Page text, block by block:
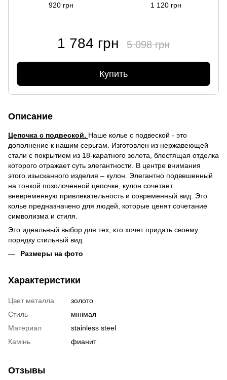
920 грн 1 120 грн
1 784 грн 5 098 грн
Купить
Описание
Цепочка с подвеской. Наше колье с подвеской - это
дополнение к нашим серьгам. Изготовлен из нержавеющей
стали с покрытием из 18-каратного золота, блестящая отделка
которого отражает суть элегантности. В центре внимания
этого изысканного изделия – кулон. Элегантно подвешенный
на тонкой позолоченной цепочке, кулон сочетает
вневременную привлекательность и современный вид. Это
колье предназначено для людей, которые ценят сочетание
символизма и стиля.
Это идеальный выбор для тех, кто хочет придать своему
порядку стильный вид.
Размеры на фото
Характеристики
Цвет металла
золото
Стиль
мінімал
Материал
stainless steel
Камінь
фианит
Отзывы